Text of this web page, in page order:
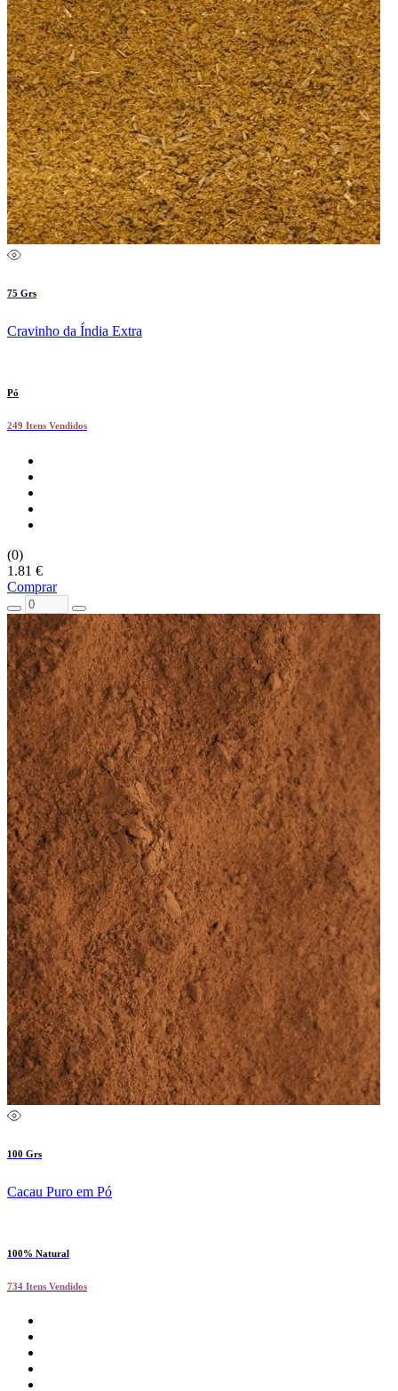
75 Grs
Cravinho da Índia Extra
Pó
249 Itens Vendidos
(0)
1.81 €
Comprar
100 Grs
Cacau Puro em Pó
100% Natural
734 Itens Vendidos